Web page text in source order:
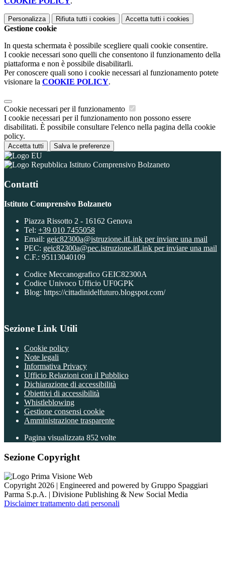
Personalizza Rifiuta tutti i cookies Accetta tutti i cookies
Gestione cookie
In questa schermata è possibile scegliere quali cookie consentire.
I cookie necessari sono quelli che consentono il funzionamento della
piattaforma e non è possibile disabilitarli.
Per conoscere quali sono i cookie necessari al funzionamento potete
visionare la COOKIE POLICY.
Cookie necessari per il funzionamento
I cookie necessari per il funzionamento non possono essere
disabilitati. È possibile consultare l'elenco nella pagina della cookie
policy.
Accetta tutti Salva le preferenze
Istituto Comprensivo Bolzaneto
Contatti
Istituto Comprensivo Bolzaneto
Piazza Rissotto 2 - 16162 Genova
Tel: +39 010 7455058
Email: geic82300a@istruzione.itLink per inviare una mail
PEC: geic82300a@pec.istruzione.itLink per inviare una mail
C.F.: 95113040109
Codice Meccanografico GEIC82300A
Codice Univoco Ufficio UF0GPK
Blog: https://cittadinidelfuturo.blogspot.com/
Sezione Link Utili
Cookie policy
Note legali
Informativa Privacy
Ufficio Relazioni con il Pubblico
Dichiarazione di accessibilità
Obiettivi di accessibilità
Whistleblowing
Gestione consensi cookie
Amministrazione trasparente
Pagina visualizzata 852 volte
Sezione Copyright
Copyright 2026 | Engineered and powered by Gruppo Spaggiari
Parma S.p.A. | Divisione Publishing & New Social Media
Disclaimer trattamento dati personali